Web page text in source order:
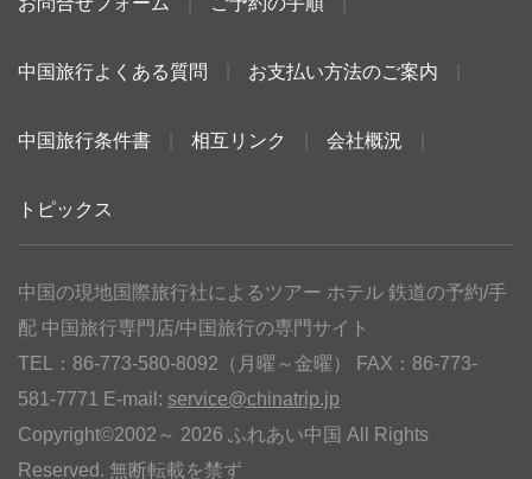
中国旅行よくある質問 お支払い方法のご案内
中国旅行条件書 相互リンク 会社概況
トピックス
中国の現地国際旅行社によるツアー ホテル 鉄道の予約/手
配 中国旅行専門店/中国旅行の専門サイト
TEL：86-773-580-8092（月曜～金曜） FAX：86-773-
581-7771 E-mail: service@chinatrip.jp
Copyright©2002～ 2026 ふれあい中国 All Rights
Reserved. 無断転載を禁ず